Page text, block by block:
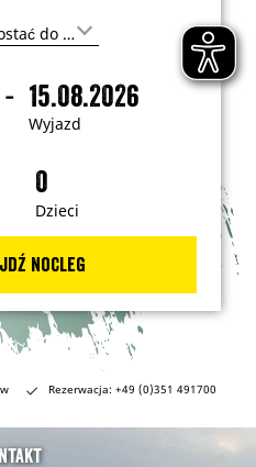
-
Wyjazd
15.08.2026
P
d
W
Dzieci
nocleg
Rezerwacja: +49 (0)351 491700